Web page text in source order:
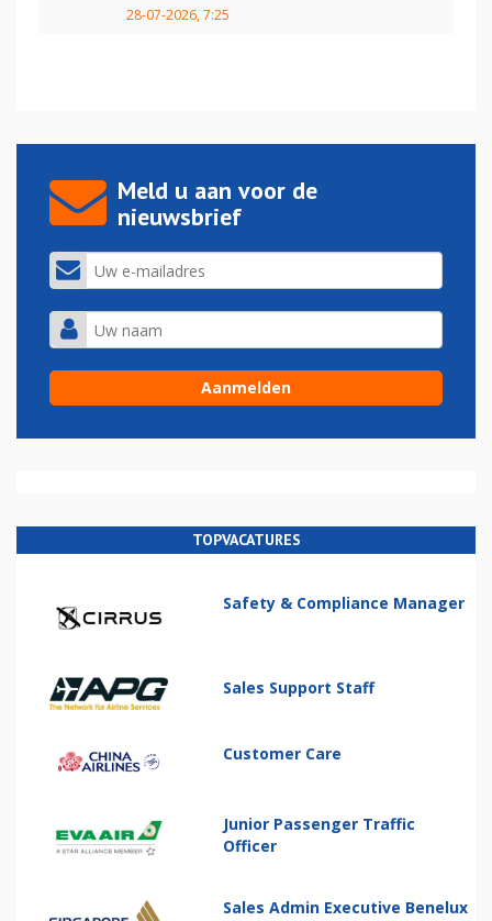
28-07-2026, 7:25
Meld u aan voor de
nieuwsbrief
TOPVACATURES
Safety & Compliance Manager
Sales Support Staff
Customer Care
Junior Passenger Traffic
Officer
Sales Admin Executive Benelux